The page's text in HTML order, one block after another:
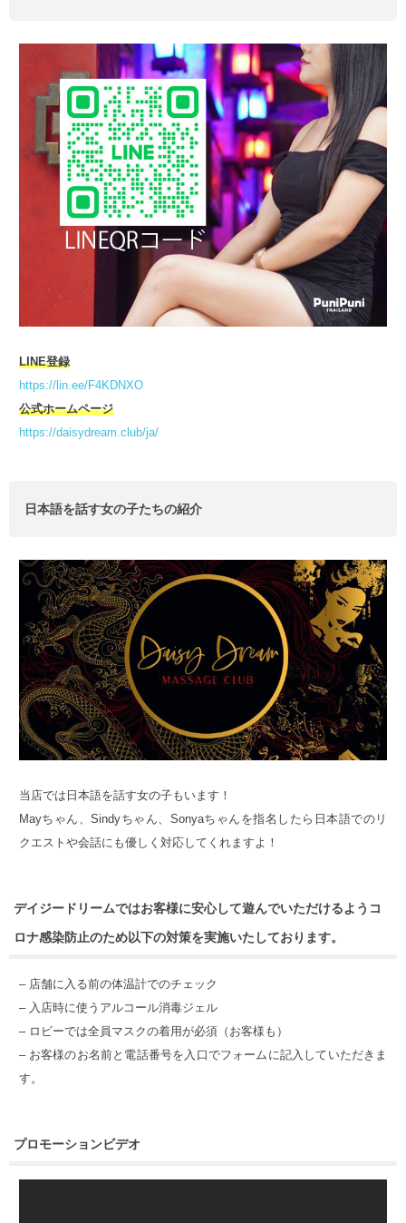
LINE登録
https://lin.ee/F4KDNXO
公式ホームページ
https://daisydream.club/ja/
日本語を話す女の子たちの紹介
当店では日本語を話す女の子もいます！
Mayちゃん、Sindyちゃん、Sonyaちゃんを指名したら日本語でのリ
クエストや会話にも優しく対応してくれますよ！
デイジードリームではお客様に安心して遊んでいただけるようコ
ロナ感染防止のため以下の対策を実施いたしております。
– 店舗に入る前の体温計でのチェック
– 入店時に使うアルコール消毒ジェル
– ロビーでは全員マスクの着用が必須（お客様も）
– お客様のお名前と電話番号を入口でフォームに記入していただきま
す。
プロモーションビデオ